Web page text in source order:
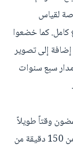
لقياس
كما خضعوا
إضافة إلى تصوير
سبع سنوات
وقتاً طويلاً
في الجلوس، حتى مع ممارستهم ما يقرب من 150 دقيقة من